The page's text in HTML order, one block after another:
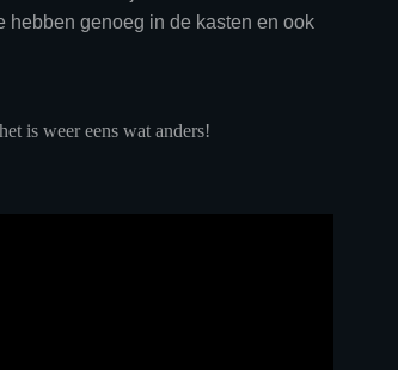
hebben genoeg in de kasten en ook
is weer eens wat anders!